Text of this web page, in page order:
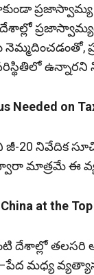
ప్రజాస్వామ్యం
నెమ్మదించడంతో,
ఉన్నారని
Needed on
20 నివేదిక‌
మాత్రమే ఈ
at the Top
దేశాల్లో
మధ్య